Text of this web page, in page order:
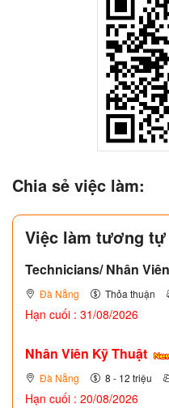
Chia sẻ việc làm:
Việc làm tương tự
Technicians/ Nhân
Đà Nẵng Thỏa thuận
Hạn cuối : 31/08/2026
Nhân Viên Kỹ Thuật
Đà Nẵng 8 - 12 triệu
Hạn cuối : 20/08/2026